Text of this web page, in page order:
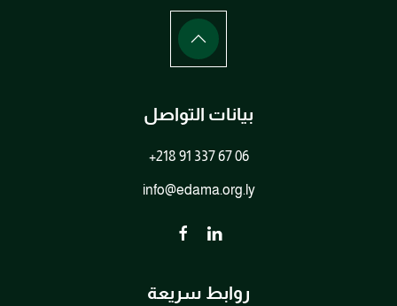
بيانات التواصل
+218 91 337 67 06
info@edama.org.ly
روابط سريعة